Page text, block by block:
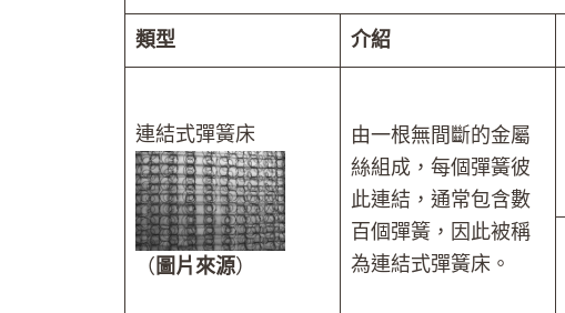
類型 介紹
連結式彈簧床
（ 圖片來源）
由一根無間斷的金屬
絲組成，每個彈簧彼
此連結，通常包含數
百個彈簧，因此被稱
為連結式彈簧床。